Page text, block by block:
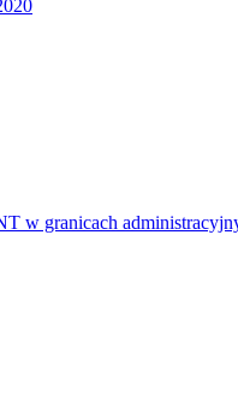
w granicach